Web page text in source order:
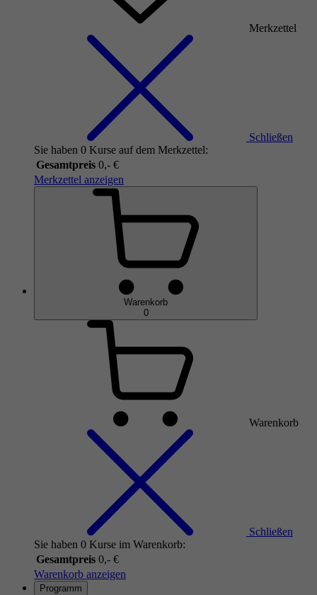
Merkzettel
Schließen
Sie haben 0 Kurse auf dem Merkzettel:
Gesamtpreis 0,- €
Merkzettel anzeigen
Warenkorb
0
Warenkorb
Schließen
Sie haben 0 Kurse im Warenkorb:
Gesamtpreis 0,- €
Warenkorb anzeigen
Programm